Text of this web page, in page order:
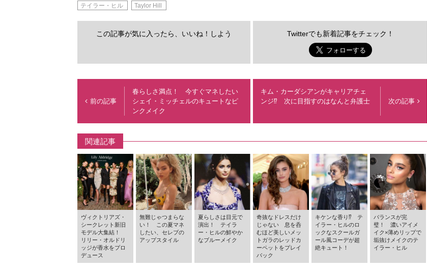
テイラー・ヒル Taylor Hill
この記事が気に入ったら、いいね！しよう Twitterでも新着記事をチェック！
前の記事
春らしさ満点！ 今すぐマネしたい
シェイ・ミッチェルのキュートなピ
ンクメイク
キム・カーダシアンがキャリアチェ
ンジ⁉︎ 次に目指すのはなんと弁護士
次の記事
関連記事
ヴィクトリアズ・
シークレット新旧
モデル大集結！
リリー・オルドリ
ッジが香水をプロ
デュース
無難じゃつまらな
い！ この夏マネ
したい、セレブの
アップスタイル
夏らしさは目元で
演出！ テイラ
ー・ヒルの鮮やか
なブルーメイク
奇抜なドレスだけ
じゃない 息を呑
むほど美しいメッ
トガラのレッドカ
ーペットをプレイ
バック
キケンな香り⁉︎ テ
イラー・ヒルのロ
ックなスクールガ
ール風コーデが超
絶キュート！
バランスが完
璧！ 濃いアイメ
イク×薄めリップで
垢抜けメイクのテ
イラー・ヒル